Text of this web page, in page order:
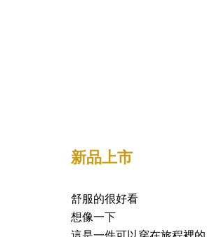
新品上市
舒服的很好看
想像一下